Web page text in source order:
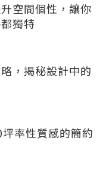
空間個性，讓你
獨特
，揭秘設計中的
率性質感的簡約